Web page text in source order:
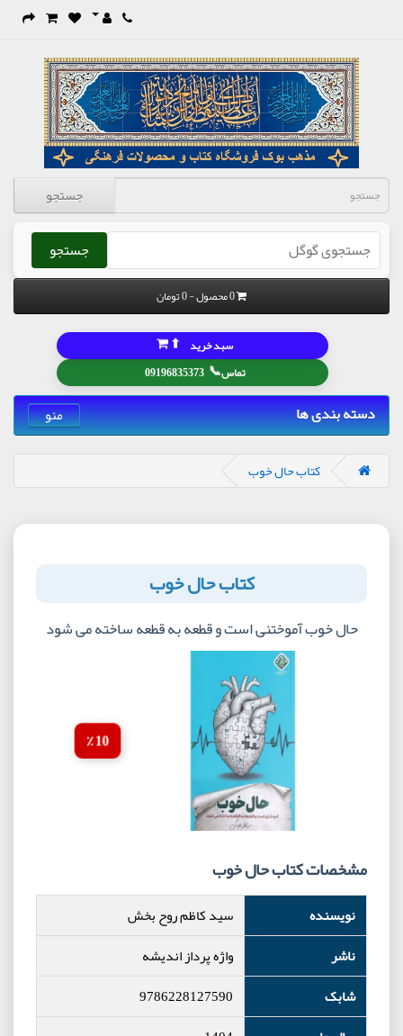
جستجو
جستجو
0 محصول - 0 تومان
تماس📞
09196835373
سبد خرید ⬆
دسته بندی ها منو
کتاب حال خوب
کتاب حال خوب
حال خوب آموختنی است و قطعه به قطعه ساخته می شود
10 ٪
مشخصات کتاب حال خوب
نویسنده
سید کاظم روح بخش
ناشر
واژه پرداز اندیشه
شابک
9786228127590